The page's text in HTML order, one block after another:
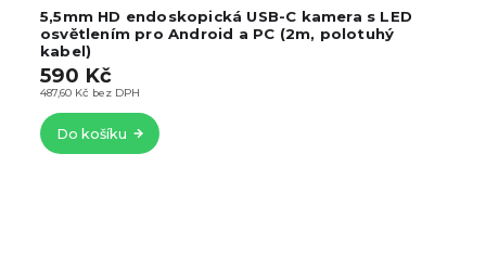
5,5mm HD endoskopická USB-C kamera s LED
osvětlením pro Android a PC (2m, polotuhý
kabel)
487,60 Kč bez DPH
590 Kč
Do košíku